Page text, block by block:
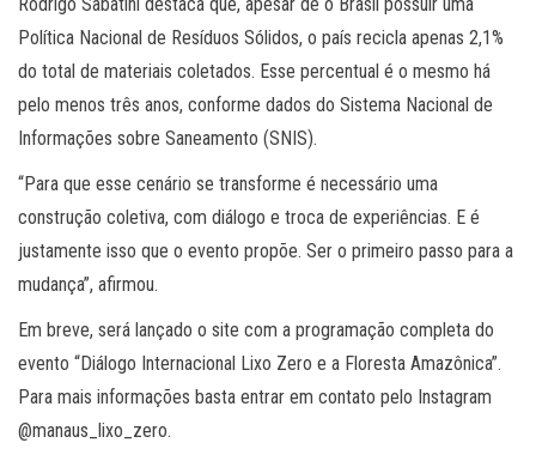
Política Nacional de Resíduos Sólidos, o país recicla apenas 2,1%
do total de materiais coletados. Esse percentual é o mesmo há
pelo menos três anos, conforme dados do Sistema Nacional de
Informações sobre Saneamento (SNIS).
“Para que esse cenário se transforme é necessário uma
construção coletiva, com diálogo e troca de experiências. E é
justamente isso que o evento propõe. Ser o primeiro passo para a
mudança”, afirmou.
Em breve, será lançado o site com a programação completa do
evento “Diálogo Internacional Lixo Zero e a Floresta Amazônica”.
Para mais informações basta entrar em contato pelo Instagram
@manaus_lixo_zero.